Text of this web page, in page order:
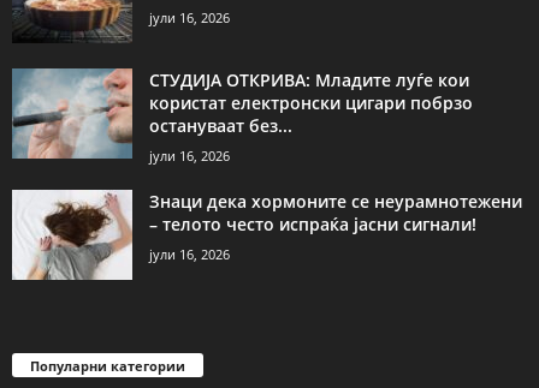
јули 16, 2026
СТУДИЈА ОТКРИВА: Младите луѓе кои
користат електронски цигари побрзо
остануваат без...
јули 16, 2026
Знаци дека хормоните се неурамнотежени
– телото често испраќа јасни сигнали!
јули 16, 2026
Популарни категории